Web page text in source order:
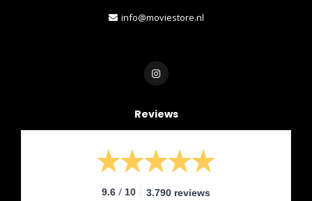
info@moviestore.nl
Reviews
9.6 / 10 3.790 reviews